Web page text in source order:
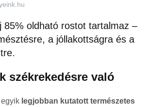
85% oldható rostot tartalmaz –
a jóllakottságra és a
székrekedésre való
legjobban kutatott természetes